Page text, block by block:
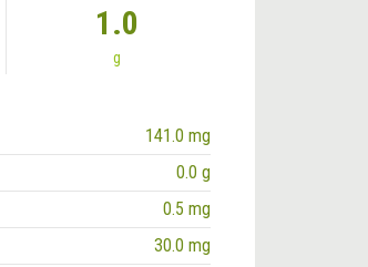
1.0
g
141.0 mg
0.0 g
0.5 mg
30.0 mg